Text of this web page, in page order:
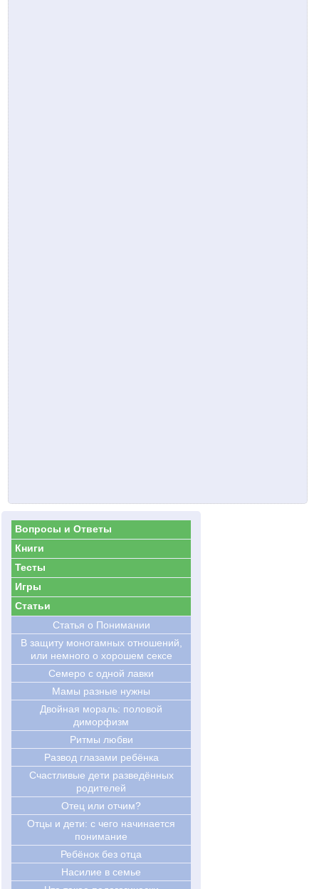
Вопросы и Ответы
Книги
Тесты
Игры
Статьи
Статья о Понимании
В защиту моногамных отношений,
или немного о хорошем сексе
Семеро с одной лавки
Мамы разные нужны
Двойная мораль: половой
диморфизм
Ритмы любви
Развод глазами ребёнка
Счастливые дети разведённых
родителей
Отец или отчим?
Отцы и дети: с чего начинается
понимание
Ребёнок без отца
Насилие в семье